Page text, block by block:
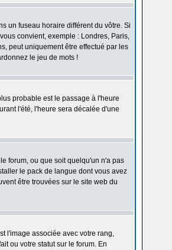
un fuseau horaire différent du vôtre. Si
convient, exemple : Londres, Paris,
peut uniquement être effectué par les
le jeu de mots !
probable est le passage à l'heure
l'été, l'heure sera décalée d'une
forum, ou que soit quelqu'un n'a pas
le pack de langue dont vous avez
être trouvées sur le site web du
l'image associée avec votre rang,
ou votre statut sur le forum. En